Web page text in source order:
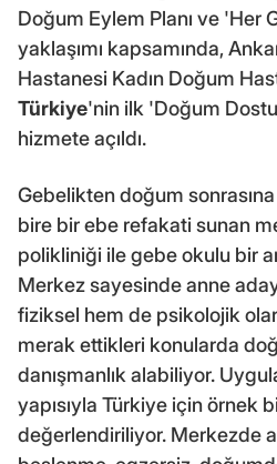
Doğum Eylem Planı ve 'Her
yaklaşımı kapsamında,
Hastanesi Kadın Doğum
Türkiye'nin ilk 'Doğum
hizmete açıldı.
Gebelikten doğum
bire bir ebe refakati sunan
polikliniği ile gebe okulu bir
Merkez sayesinde anne
fiziksel hem de psikolojik
merak ettikleri konularda
danışmanlık alabiliyor.
yapısıyla Türkiye için örnek
değerlendiriliyor. Merkezde